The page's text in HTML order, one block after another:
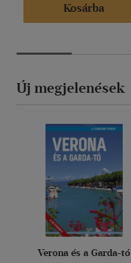
Kosárba
Új megjelenések
Verona és a Garda-tó